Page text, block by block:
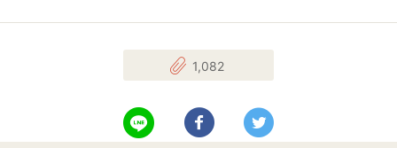
1,082
LINEで送る Facebookでシェアする